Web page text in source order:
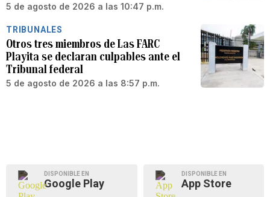
5 de agosto de 2026 a las 10:47 p.m.
TRIBUNALES
Otros tres miembros de Las FARC
Playita se declaran culpables ante el
Tribunal federal
5 de agosto de 2026 a las 8:57 p.m.
DISPONIBLE EN
Google Play
DISPONIBLE EN
App Store